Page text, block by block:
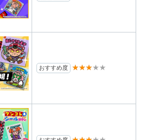
おすすめ度 ★★★★★